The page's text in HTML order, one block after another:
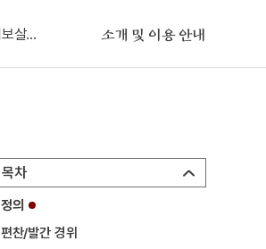
서울 보타사 마애보살 좌상
소개 및 이용 안내
목차
정의
편찬/발간 경위